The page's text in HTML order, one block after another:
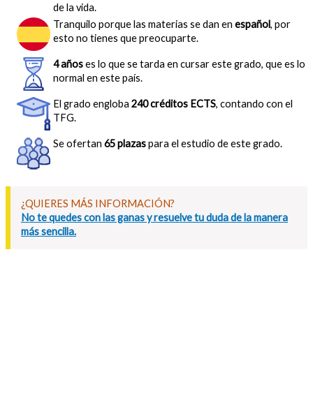
de la vida.
Tranquilo porque las materias se dan en español, por
esto no tienes que preocuparte.
4 añoses lo que se tarda en cursar este grado, que es lo
normal en este país.
El grado engloba 240 créditos ECTS, contando con el
TFG.
Se ofertan 65 plazaspara el estudio de este grado.
¿QUIERES MÁS INFORMACIÓN?
No te quedes con las ganas y resuelve tu duda de la manera
más sencilla.